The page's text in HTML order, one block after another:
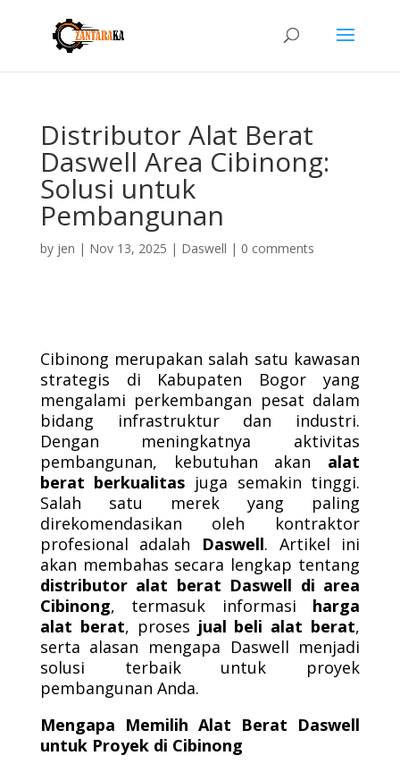
Distributor Alat Berat
Daswell Area Cibinong:
Solusi untuk
Pembangunan
by jen | Nov 13, 2025 | Daswell | 0 comments
Cibinong merupakan salah satu kawasan
strategis di Kabupaten Bogor yang
mengalami perkembangan pesat dalam
bidang infrastruktur dan industri.
Dengan meningkatnya aktivitas
pembangunan, kebutuhan akan alat
berat berkualitas juga semakin tinggi.
Salah satu merek yang paling
direkomendasikan oleh kontraktor
profesional adalah Daswell. Artikel ini
akan membahas secara lengkap tentang
distributor alat berat Daswell di area
Cibinong, termasuk informasi harga
alat berat, proses jual beli alat berat,
serta alasan mengapa Daswell menjadi
solusi terbaik untuk proyek
pembangunan Anda.
Mengapa Memilih Alat Berat Daswell
untuk Proyek di Cibinong